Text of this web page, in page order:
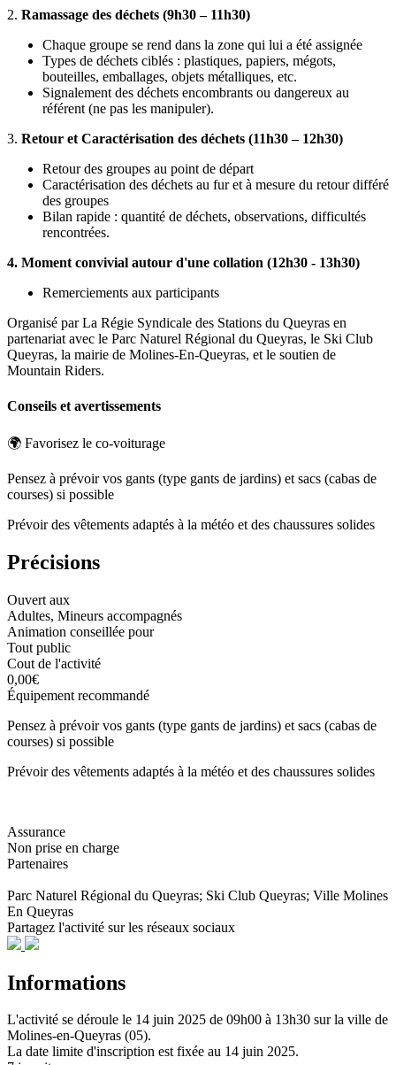
2. Ramassage des déchets (9h30 – 11h30)
Chaque groupe se rend dans la zone qui lui a été assignée
Types de déchets ciblés : plastiques, papiers, mégots,
bouteilles, emballages, objets métalliques, etc.
Signalement des déchets encombrants ou dangereux au
référent (ne pas les manipuler).
3. Retour et Caractérisation des déchets (11h30 – 12h30)
Retour des groupes au point de départ
Caractérisation des déchets au fur et à mesure du retour différé
des groupes
Bilan rapide : quantité de déchets, observations, difficultés
rencontrées.
4. Moment convivial autour d'une collation (12h30 - 13h30)
Remerciements aux participants
Organisé par La Régie Syndicale des Stations du Queyras en
partenariat avec le Parc Naturel Régional du Queyras, le Ski Club
Queyras, la mairie de Molines-En-Queyras, et le soutien de
Mountain Riders.
Conseils et avertissements
🌍 Favorisez le co-voiturage
Pensez à prévoir vos gants (type gants de jardins) et sacs (cabas de
courses) si possible
Prévoir des vêtements adaptés à la météo et des chaussures solides
Précisions
Ouvert aux
Adultes, Mineurs accompagnés
Animation conseillée pour
Tout public
Cout de l'activité
0,00€
Équipement recommandé
Pensez à prévoir vos gants (type gants de jardins) et sacs (cabas de
courses) si possible
Prévoir des vêtements adaptés à la météo et des chaussures solides
Assurance
Non prise en charge
Partenaires
Parc Naturel Régional du Queyras; Ski Club Queyras; Ville Molines
En Queyras
Partagez l'activité sur les réseaux sociaux
Informations
L'activité se déroule le 14 juin 2025 de 09h00 à 13h30 sur la ville de
Molines-en-Queyras (05).
La date limite d'inscription est fixée au 14 juin 2025.